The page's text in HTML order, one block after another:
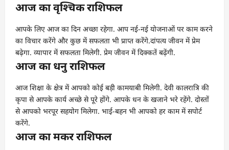
आज का वृश्चिक राशिफल
आपके लिए आज का दिन अच्छा रहेगा. आप नई-नई योजनाओं पर काम करने
का विचार करेंगे और कुछ में सफलता भी प्राप्त करेंगे.दांपत्य जीवन में प्रेम
बढ़ेगा. व्यापार में सफलता मिलेगी. प्रेम जीवन में दिक्कतें बढ़ेंगी.
आज का धनु राशिफल
आज शिक्षा के क्षेत्र में आपको कोई बड़ी कामयाबी मिलेगी. देवी कालरात्रि की
कृपा से आपके कार्य अच्छे से पूरे होंगे. आपके धन के खजाने भरे रहेंगे. दोस्तों
से आपको भरपूर सहयोग मिलेगा. भाई-बहन भी आपको हर काम में सपोर्ट
करेंगे.
आज का मकर राशिफल